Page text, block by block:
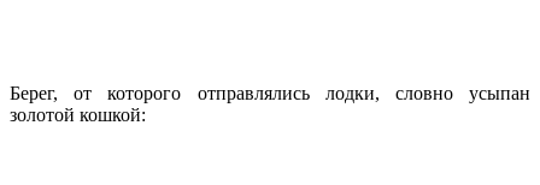
Берег, от которого отправлялись лодки, словно усыпан
золотой кошкой: